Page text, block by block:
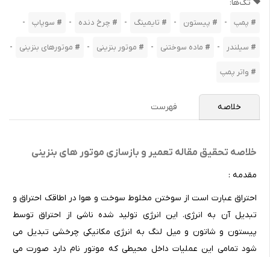
تگ‌ها:
پمپ - پیستون - تایمینگ - چرخ دنده - سوپاپ -
سیلندر - ماده سوختنی - موتور بنزینی - موتورهای بنزینی -
واتر پمپ
خلاصه فهرست
خلاصه تحقیق مقاله تعمیر و بازسازی موتور های بنزینی
مقدمه :
احتراق عبارت است از سوختن مخلوط سوخت و هوا در اطاقک احتراق و
تبدیل آن به انرژی. این انرژی تولید شده ناشی از احتراق توسط
پیستون و شاتون و میل لنگ به انرژی مکانیکی چرخشی تبدیل می
شود تمامی این عملیات داخل محیطی که موتور نام دارد صورت می